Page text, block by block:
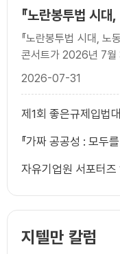
『노란봉투법 시
응하나?』 출간 기
『노란봉투법 시대, 노
콘서트가 2026년 7월
었습니다. 이번
2026-07-31
제1회 좋은규제입법
『가짜 공공성 : 모두
자유기업원 서포터즈
지텔만 칼럼